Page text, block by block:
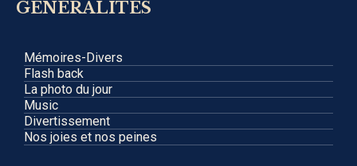
GÉNÉRALITÉS
Mémoires-Divers
Flash back
La photo du jour
Music
Divertissement
Nos joies et nos peines